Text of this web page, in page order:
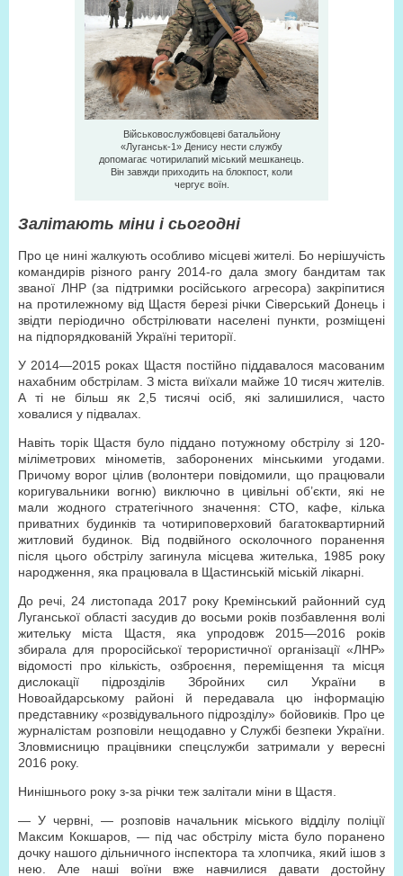
Військовослужбовцеві батальйону
«Луганськ-1» Денису нести службу
допомагає чотирилапий міський мешканець.
Він завжди приходить на блокпост, коли
чергує воїн.
Залітають міни і сьогодні
Про це нині жалкують особливо місцеві жителі. Бо нерішучість
командирів різного рангу 2014-го дала змогу бандитам так
званої ЛНР (за підтримки російського агресора) закріпитися
на протилежному від Щастя березі річки Сіверський Донець і
звідти періодично обстрілювати населені пункти, розміщені
на підпорядкованій Україні території.
У 2014—2015 роках Щастя постійно піддавалося масованим
нахабним обстрілам. З міста виїхали майже 10 тисяч жителів.
А ті не більш як 2,5 тисячі осіб, які залишилися, часто
ховалися у підвалах.
Навіть торік Щастя було піддано потужному обстрілу зі 120-
міліметрових мінометів, заборонених мінськими угодами.
Причому ворог цілив (волонтери повідомили, що працювали
коригувальники вогню) виключно в цивільні об’єкти, які не
мали жодного стратегічного значення: СТО, кафе, кілька
приватних будинків та чотириповерховий багатоквартирний
житловий будинок. Від подвійного осколочного поранення
після цього обстрілу загинула місцева жителька, 1985 року
народження, яка працювала в Щастинській міській лікарні.
До речі, 24 листопада 2017 року Кремінський районний суд
Луганської області засудив до восьми років позбавлення волі
жительку міста Щастя, яка упродовж 2015—2016 років
збирала для проросійської терористичної організації «ЛНР»
відомості про кількість, озброєння, переміщення та місця
дислокації підрозділів Збройних сил України в
Новоайдарському районі й передавала цю інформацію
представнику «розвідувального підрозділу» бойовиків. Про це
журналістам розповіли нещодавно у Службі безпеки України.
Зловмисницю працівники спецслужби затримали у вересні
2016 року.
Нинішнього року з-за річки теж залітали міни в Щастя.
— У червні, — розповів начальник міського відділу поліції
Максим Кокшаров, — під час обстрілу міста було поранено
дочку нашого дільничного інспектора та хлопчика, який ішов з
нею. Але наші воїни вже навчилися давати достойну